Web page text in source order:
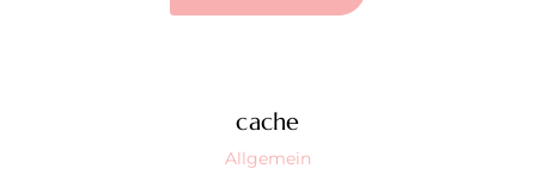
cache
Allgemein